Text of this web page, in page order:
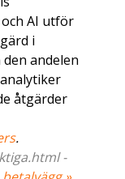
AI utför
i
andelen
åtgärder
.
-